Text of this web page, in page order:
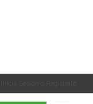
Inicia Sesión o Registrate